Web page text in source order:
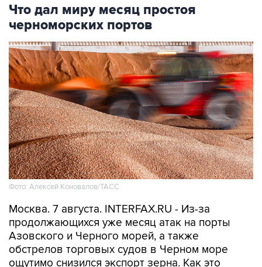
Что дал миру месяц простоя
черноморских портов
Фото: Алексей Коновалов/ТАСС
Москва. 7 августа. INTERFAX.RU - Из-за
продолжающихся уже месяц атак на порты
Азовского и Черного морей, а также
обстрелов торговых судов в Черном море
ощутимо снизился экспорт зерна. Как это